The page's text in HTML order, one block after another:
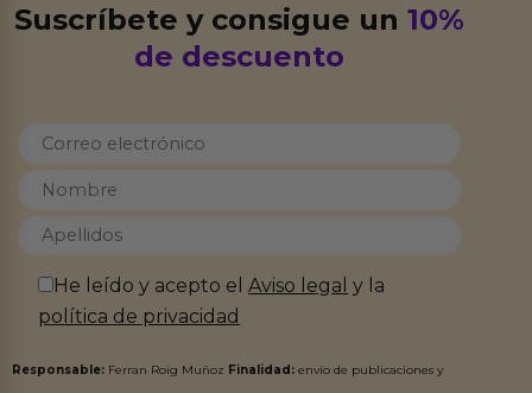
Suscríbete y consigue un10%
de descuento
He leído y acepto elAviso legal y la
política de privacidad
Responsable: Ferran Roig Muñoz Finalidad: envío de publicaciones y